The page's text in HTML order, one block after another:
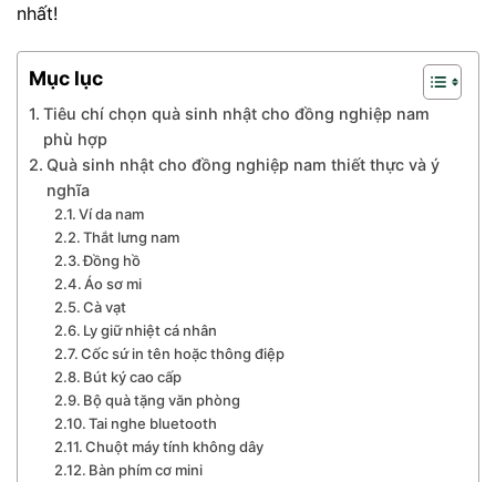
nhất!
Mục lục
Tiêu chí chọn quà sinh nhật cho đồng nghiệp nam
phù hợp
Quà sinh nhật cho đồng nghiệp nam thiết thực và ý
nghĩa
Ví da nam
Thắt lưng nam
Đồng hồ
Áo sơ mi
Cà vạt
Ly giữ nhiệt cá nhân
Cốc sứ in tên hoặc thông điệp
Bút ký cao cấp
Bộ quà tặng văn phòng
Tai nghe bluetooth
Chuột máy tính không dây
Bàn phím cơ mini